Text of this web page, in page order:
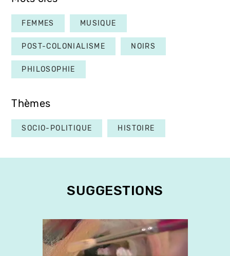
FEMMES MUSIQUE
POST-COLONIALISME NOIRS
PHILOSOPHIE
Thèmes
SOCIO-POLITIQUE HISTOIRE
SUGGESTIONS